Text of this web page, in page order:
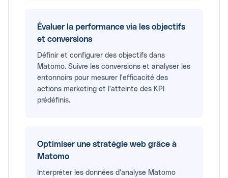
Évaluer la performance via les objectifs
et conversions
Définir et configurer des objectifs dans
Matomo. Suivre les conversions et analyser les
entonnoirs pour mesurer l'efficacité des
actions marketing et l'atteinte des KPI
prédéfinis.
Optimiser une stratégie web grâce à
Matomo
Interpréter les données d'analyse Matomo